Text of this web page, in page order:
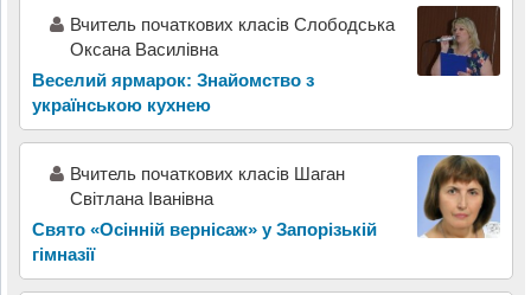
Вчитель початкових класів Слободська
Оксана Василівна
Веселий ярмарок: Знайомство з
українською кухнею
Вчитель початкових класів Шаган
Світлана Іванівна
Свято «Осінній вернісаж» у Запорізькій
гімназії